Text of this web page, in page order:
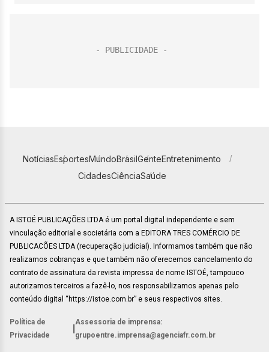
NotíciasEsportesMundoBrasilGenteEntretenimento
CidadesCiênciaSaúde
A ISTOÉ PUBLICAÇÕES LTDA é um portal digital independente e sem
vinculação editorial e societária com a EDITORA TRES COMÉRCIO DE
PUBLICACÕES LTDA (recuperação judicial). Informamos também que não
realizamos cobranças e que também não oferecemos cancelamento do
contrato de assinatura da revista impressa de nome ISTOÉ, tampouco
autorizamos terceiros a fazê-lo, nos responsabilizamos apenas pelo
conteúdo digital “https://istoe.com.br” e seus respectivos sites.
Política de
Privacidade
Assessoria de imprensa:
grupoentre.imprensa@agenciafr.com.br